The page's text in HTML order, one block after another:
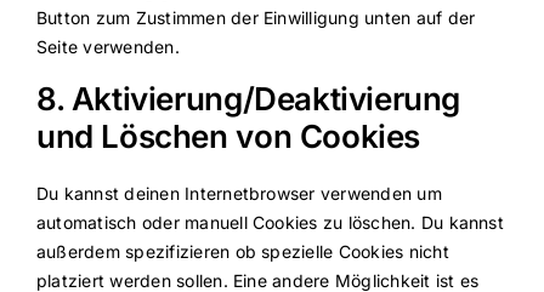
Button zum Zustimmen der Einwilligung unten auf der
Seite verwenden.
8. Aktivierung/Deaktivierung
und Löschen von Cookies
Du kannst deinen Internetbrowser verwenden um
automatisch oder manuell Cookies zu löschen. Du kannst
außerdem spezifizieren ob spezielle Cookies nicht
platziert werden sollen. Eine andere Möglichkeit ist es